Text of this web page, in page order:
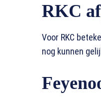
RKC
Voor RKC
nog kunnen